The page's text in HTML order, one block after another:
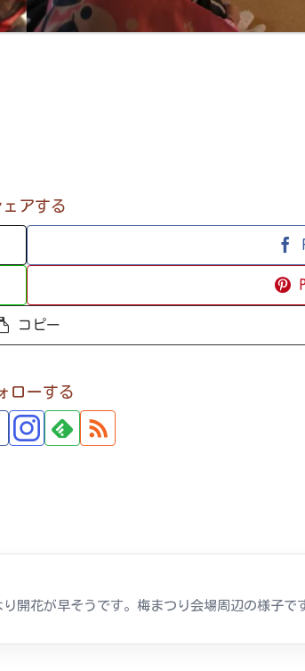
ェアする
コピー
ローする
開花が早そうです。梅まつり会場周辺の様子で